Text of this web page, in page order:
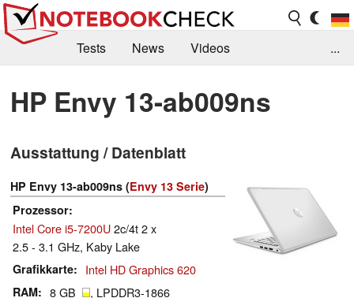
Tests News
Videos
Kaufberatung
Deals Suche
Jobs
Forum
...
HP Envy 13-ab009ns
Ausstattung / Datenblatt
HP Envy 13-ab009ns (Envy 13 Serie)
Prozessor
Intel Core i5-7200U2c/4t 2 x
2.5 - 3.1 GHz, Kaby Lake
Grafikkarte Intel HD Graphics 620
RAM 8 GB
, LPDDR3-1866